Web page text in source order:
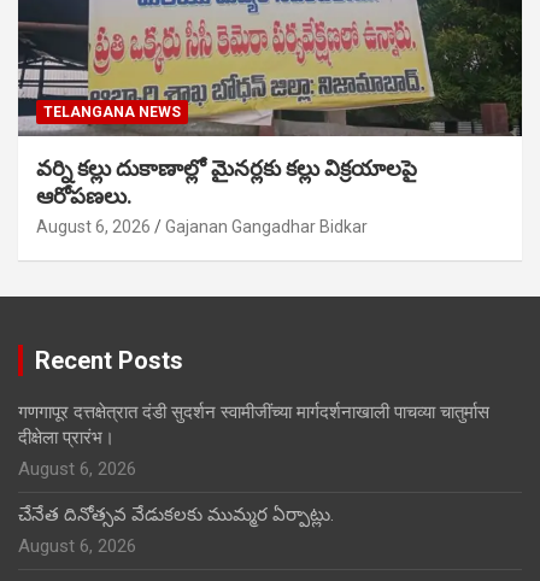
TELANGANA NEWS
వర్ని కల్లు దుకాణాల్లో మైనర్లకు కల్లు విక్రయాలపై
ఆరోపణలు.
August 6, 2026 Gajanan Gangadhar Bidkar
Recent Posts
गणगापूर दत्तक्षेत्रात दंडी सुदर्शन स्वामीजींच्या मार्गदर्शनाखाली पाचव्या चातुर्मास
दीक्षेला प्रारंभ।
August 6, 2026
చేనేత దినోత్సవ వేడుకలకు ముమ్మర ఏర్పాట్లు.
August 6, 2026